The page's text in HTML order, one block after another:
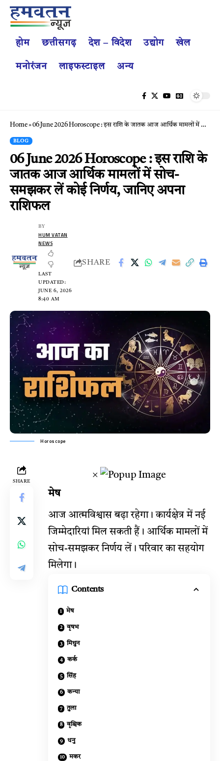
होम छत्तीसगढ़ देश – विदेश उद्योग खेल
मनोरंजन लाइफस्टाइल अन्य
Home»06 June 2026 Horoscope : इस राशि के जातक आज आर्थिक मामलों में सोच-समझकर लें कोई निर्णय, जानिए अपना राशिफल
BLOG
06 June 2026 Horoscope : इस राशि के
जातक आज आर्थिक मामलों में सोच-
समझकर लें कोई निर्णय, जानिए अपना
राशिफल
LAST
UPDATED:
JUNE 6, 2026
8:40 AM
BY
HUM VATAN
NEWS
SHARE
Horoscope
SHARE
×
मेष
आज आत्मविश्वास बढ़ा रहेगा। कार्यक्षेत्र में नई
जिम्मेदारियां मिल सकती हैं। आर्थिक मामलों में
सोच-समझकर निर्णय लें। परिवार का सहयोग
मिलेगा।
Contents
मेष
वृषभ
मिथुन
कर्क
सिंह
कन्या
तुला
वृश्चिक
धनु
मकर